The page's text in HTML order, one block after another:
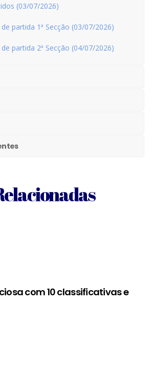
(03/07/2026)
partida 1ª Secção (03/07/2026)
partida 2ª Secção (04/07/2026)
com 10 classificativas e